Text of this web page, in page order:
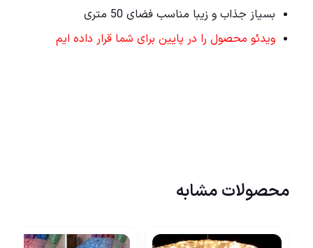
بسیاز جذاب و زیبا مناسب فضای 50 متری
ویدئو محصول را در پایین برای شما قرار داده ایم
محصولات مشابه